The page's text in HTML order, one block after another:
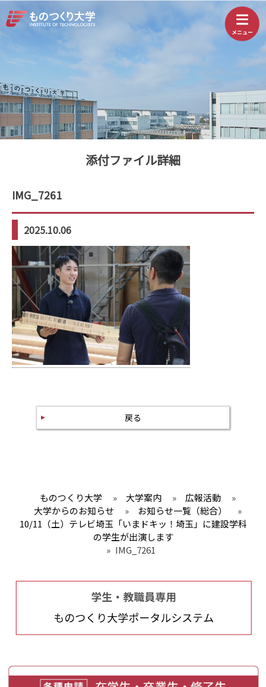
添付ファイル詳細
IMG_7261
2025.10.06
戻る
ものつくり大学 » 大学案内 » 広報活動
»
大学からのお知らせ
» お知らせ一覧（総合）
»
10/11（土）テレビ埼玉「いまドキッ！埼玉」に建設学科
の学生が出演します
» IMG_7261